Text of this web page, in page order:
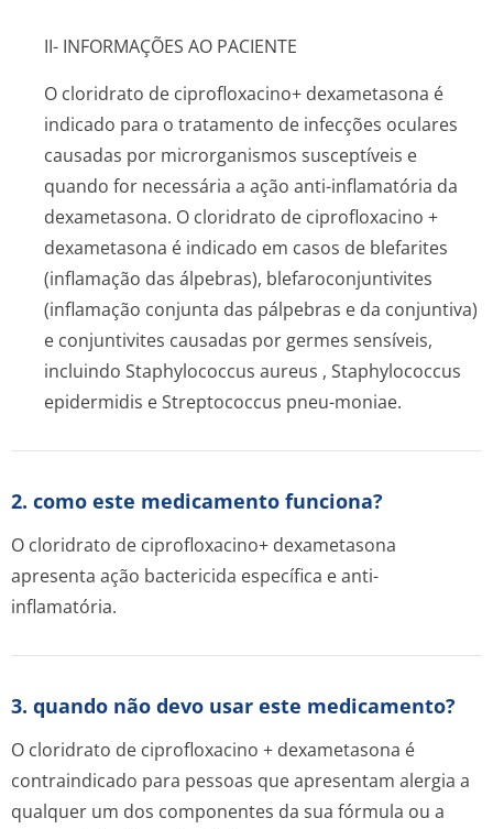
II- INFORMAÇÕES AO PACIENTE
O cloridrato de ciprofloxacino+ dexametasona é
indicado para o tratamento de infecções oculares
causadas por microrganismos susceptíveis e
quando for necessária a ação anti-inflamatória da
dexametasona. O cloridrato de ciprofloxacino +
dexametasona é indicado em casos de blefarites
(inflamação das álpebras), blefaroconjun­tivites
(inflamação conjunta das pálpebras e da conjuntiva)
e conjuntivites causadas por germes sensíveis,
incluindo Staphylococcus aureus , Staphylococcus
epidermidis eStreptococcus pneu-moniae.
2. como este medicamento funciona?
O cloridrato de ciprofloxacino+ dexametasona
apresenta ação bactericida específica e anti-
inflamatória.
3. quando não devo usar este medicamento?
O cloridrato de ciprofloxacino + dexametasona é
contraindicado para pessoas que apresentam alergia a
qualquer um dos componentes da sua fórmula ou a